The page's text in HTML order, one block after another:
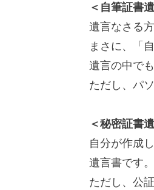
＜自筆証書
遺言なさる
まさに、「
遺言の中で
ただし、パ
＜秘密証書
自分が作成
遺言書です。
ただし、公